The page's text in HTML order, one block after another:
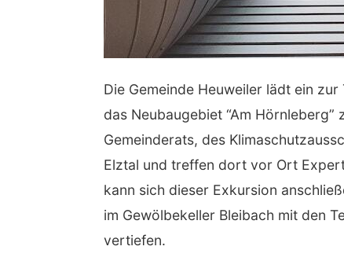
Die Gemeinde Heuweiler lädt ein
das Neubaugebiet “Am
Gemeinderats, des
Elztal und treffen dort vor Ort
kann sich dieser Exkursion
im Gewölbekeller Bleibach mit den
vertiefen.